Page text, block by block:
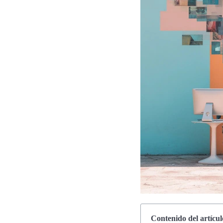
Contenido del